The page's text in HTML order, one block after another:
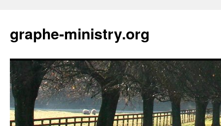
content
graphe-ministry.org